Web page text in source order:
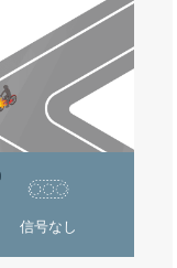
信号なし